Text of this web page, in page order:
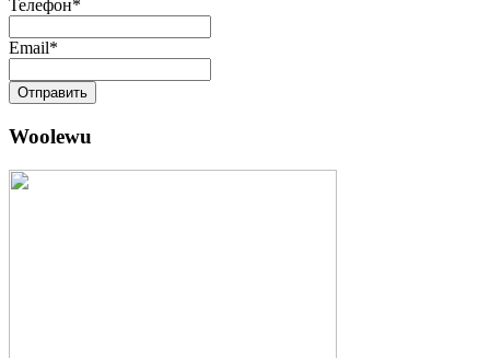
Телефон*
Email*
Отправить
Woolewu